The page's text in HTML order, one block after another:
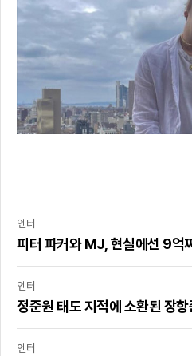
엔터
피터 파커와 MJ, 현실에선 9억
엔터
정준원 태도 지적에 소환된 장
엔터